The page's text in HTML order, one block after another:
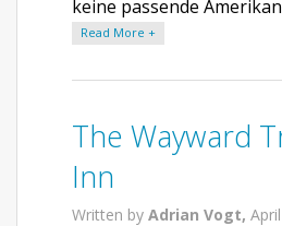
keine passende
Read More +
The Wayward
Inn
Written by Adrian Vogt,